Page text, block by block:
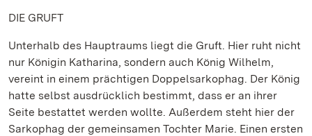
DIE GRUFT
Unterhalb des Hauptraums liegt die Gruft. Hier ruht nicht
nur Königin Katharina, sondern auch König Wilhelm,
vereint in einem prächtigen Doppelsarkophag. Der König
hatte selbst ausdrücklich bestimmt, dass er an ihrer
Seite bestattet werden wollte. Außerdem steht hier der
Sarkophag der gemeinsamen Tochter Marie. Einen ersten